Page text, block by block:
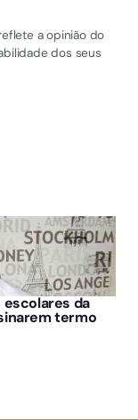
a opinião do
dos seus
da
termo